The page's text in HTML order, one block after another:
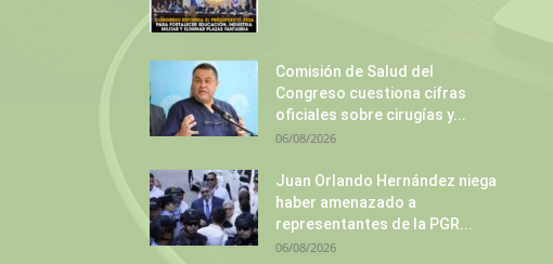
Comisión de Salud del
Congreso cuestiona cifras
oficiales sobre cirugías y...
06/08/2026
Juan Orlando Hernández niega
haber amenazado a
representantes de la PGR...
06/08/2026